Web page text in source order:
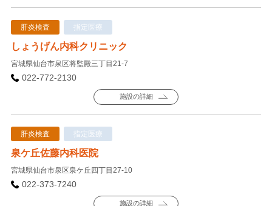
肝炎検査 指定医療
しょうげん内科クリニック
宮城県仙台市泉区将監殿三丁目21-7
022-772-2130
施設の詳細
肝炎検査 指定医療
泉ケ丘佐藤内科医院
宮城県仙台市泉区泉ケ丘四丁目27-10
022-373-7240
施設の詳細